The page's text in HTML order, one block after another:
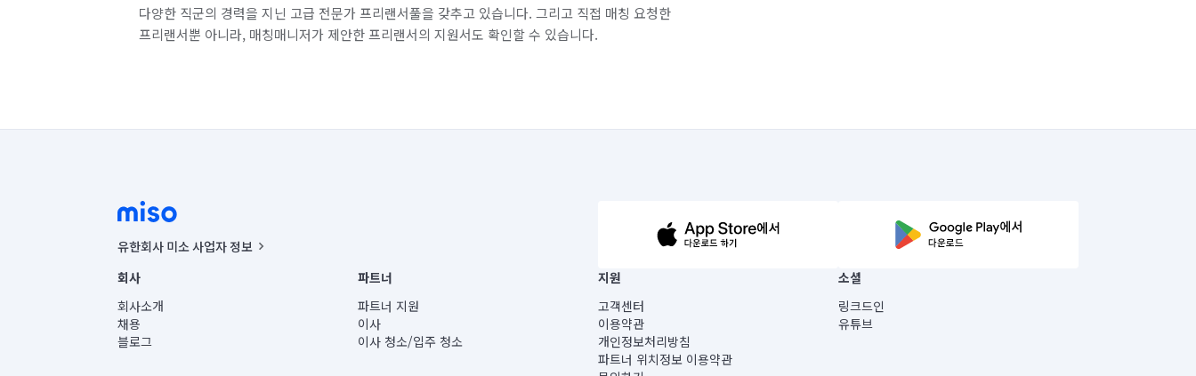
다양한 직군의 경력을 지닌 고급 전문가 프리랜서풀을 갖추고 있습니다. 그리고 직접 매칭 요청한
프리랜서뿐 아니라, 매칭매니저가 제안한 프리랜서의 지원서도 확인할 수 있습니다.
유한회사 미소 사업자 정보
사업자등록번호 : 291-87-00271 | 인허가번호 : 2016-3220163-14-5-00019 |
통신판매신고번호 : 2024-서울종로-1400(공정거래위원회 정보) |
대표이사 : CHING VICTOR COLUMBIA RHEE
주소 | 본사: 서울특별시 종로구 율곡로 6(중학동, 트윈트리빌딩) B동 5층
컨택센터 : 서울특별시 종로구 수송동 율곡로 24, 7층, 8층 미소
회사
회사소개
채용
블로그
파트너
파트너 지원
이사
이사 청소/입주 청소
지원
고객센터
이용약관
개인정보처리방침
파트너 위치정보 이용약관
소셜
링크드인
유튜브